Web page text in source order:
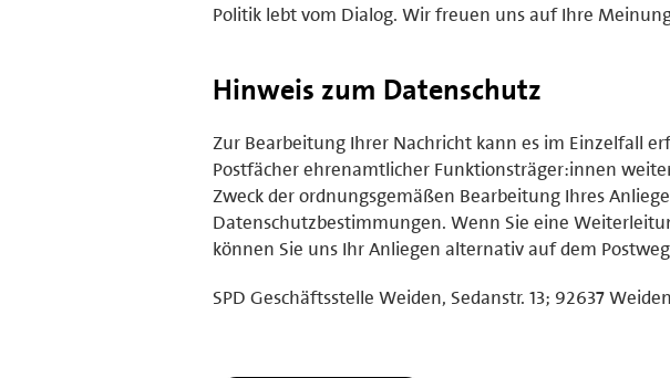
Politik lebt vom Dialog. Wir freuen uns auf Ihre
Hinweis zum Datenschutz
Zur Bearbeitung Ihrer Nachricht kann es im Einzelfall
Postfächer ehrenamtlicher Funktionsträger:innen
Zweck der ordnungsgemäßen Bearbeitung Ihres
Datenschutzbestimmungen. Wenn Sie eine
können Sie uns Ihr Anliegen alternativ auf dem
SPD Geschäftsstelle Weiden, Sedanstr. 13; 92637 Weiden